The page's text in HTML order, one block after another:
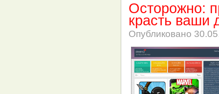
Осторожно:
красть ваши
Опубликовано